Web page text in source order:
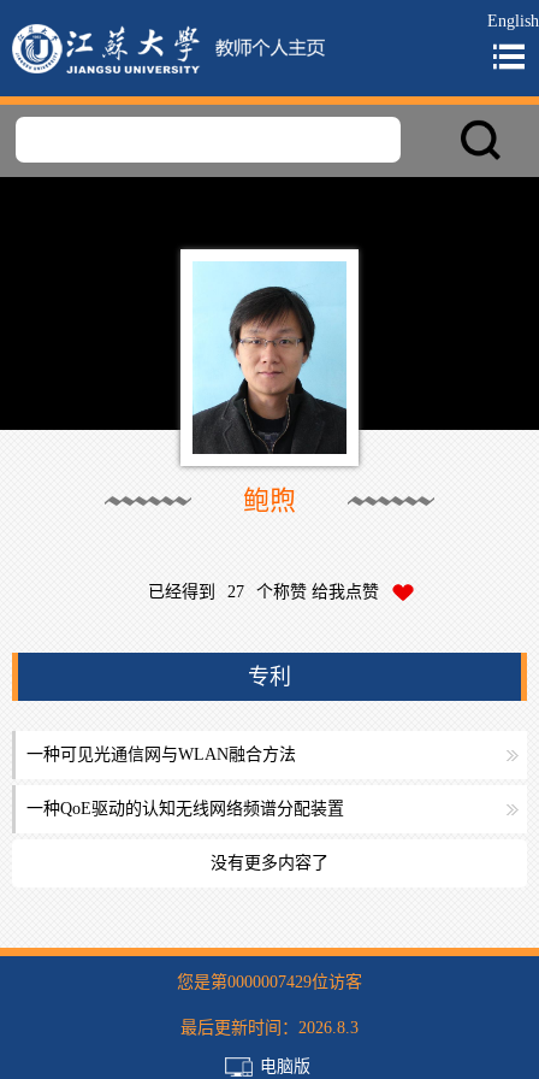
English
鲍煦
已经得到 27 个称赞 给我点赞
专利
一种可见光通信网与WLAN融合方法
一种QoE驱动的认知无线网络频谱分配装置
没有更多内容了
您是第0000007429位访客
最后更新时间： 2026.8.3
电脑版